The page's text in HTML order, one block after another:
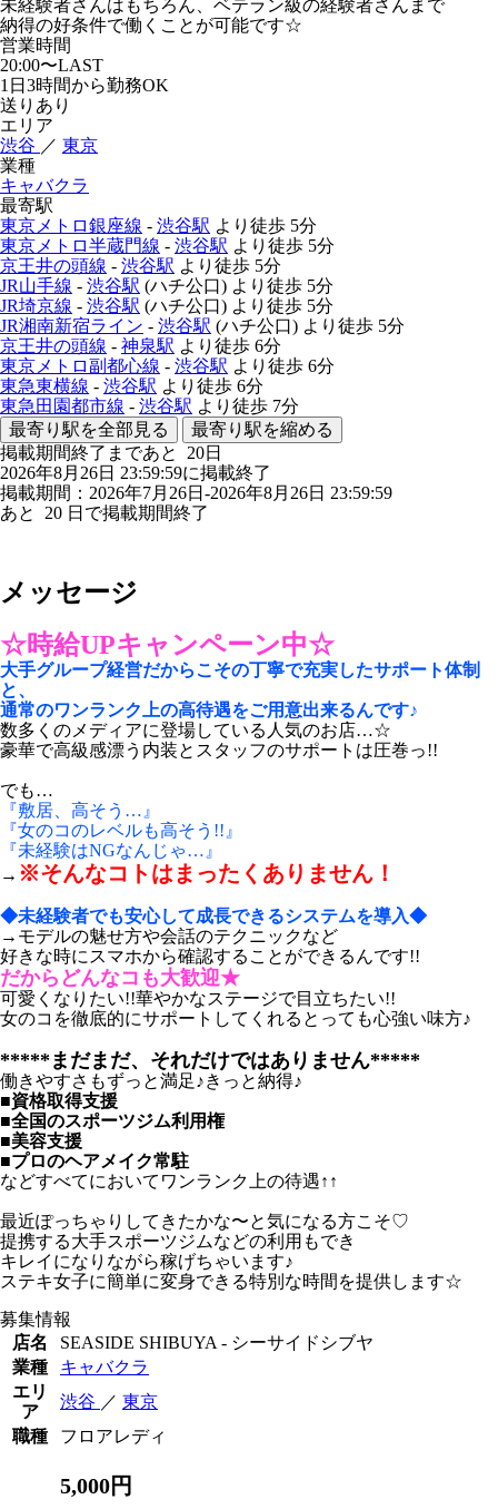
未経験者さんはもちろん、ベテラン級の経験者さんまで
納得の好条件で働くことが可能です☆
営業時間
20:00〜LAST
1日3時間から勤務OK
送りあり
エリア
渋谷 ／ 東京
業種
キャバクラ
最寄駅
東京メトロ銀座線 - 渋谷駅 より徒歩 5分
東京メトロ半蔵門線 - 渋谷駅 より徒歩 5分
京王井の頭線 - 渋谷駅 より徒歩 5分
JR山手線 - 渋谷駅 (ハチ公口) より徒歩 5分
JR埼京線 - 渋谷駅 (ハチ公口) より徒歩 5分
JR湘南新宿ライン - 渋谷駅 (ハチ公口) より徒歩 5分
京王井の頭線 - 神泉駅 より徒歩 6分
東京メトロ副都心線 - 渋谷駅 より徒歩 6分
東急東横線 - 渋谷駅 より徒歩 6分
東急田園都市線 - 渋谷駅 より徒歩 7分
最寄り駅を全部見る
最寄り駅を縮める
掲載期間終了まであと 20日
2026年8月26日 23:59:59に掲載終了
掲載期間：2026年7月26日-2026年8月26日 23:59:59
あと 20 日で掲載期間終了
メッセージ
☆時給UPキャンペーン中☆
大手グループ経営だからこその丁寧で充実したサポート体制
と、
通常のワンランク上の高待遇をご用意出来るんです♪
数多くのメディアに登場している人気のお店…☆
豪華で高級感漂う内装とスタッフのサポートは圧巻っ!!
でも…
『敷居、高そう…』
『女のコのレベルも高そう!!』
『未経験はNGなんじゃ…』
→ ※そんなコトはまったくありません！
◆未経験者でも安心して成長できるシステムを導入◆
→モデルの魅せ方や会話のテクニックなど
好きな時にスマホから確認することができるんです!!
だからどんなコも大歓迎★
可愛くなりたい!!華やかなステージで目立ちたい!!
女のコを徹底的にサポートしてくれるとっても心強い味方♪
*****まだまだ、それだけではありません*****
働きやすさもずっと満足♪きっと納得♪
■資格取得支援
■全国のスポーツジム利用権
■美容支援
■プロのヘアメイク常駐
などすべてにおいてワンランク上の待遇↑↑
最近ぽっちゃりしてきたかな〜と気になる方こそ♡
提携する大手スポーツジムなどの利用もでき
キレイになりながら稼げちゃいます♪
ステキ女子に簡単に変身できる特別な時間を提供します☆
募集情報
店名
SEASIDE SHIBUYA - シーサイドシブヤ
業種
キャバクラ
エリ
ア
渋谷 ／ 東京
職種
フロアレディ
5,000円